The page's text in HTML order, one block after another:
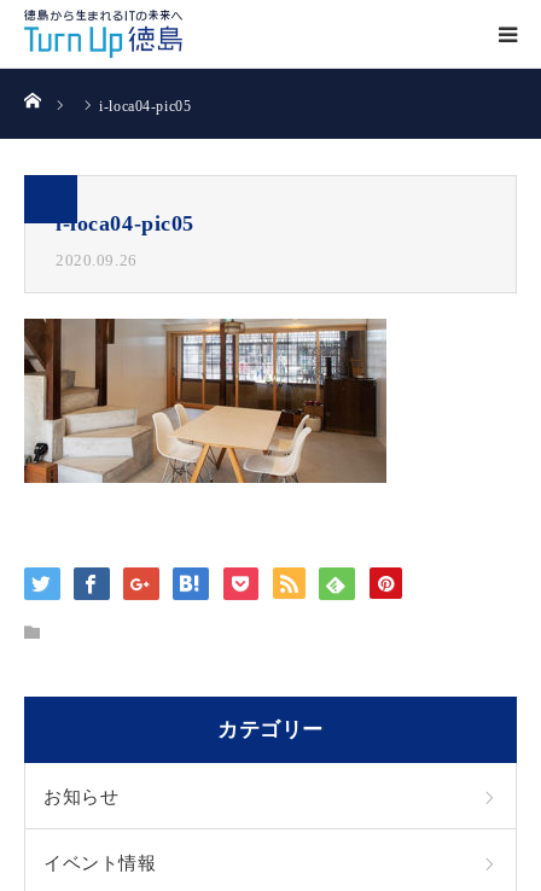
ホーム i-loca04-pic05
i-loca04-pic05
2020.09.26
カテゴリー
お知らせ
イベント情報